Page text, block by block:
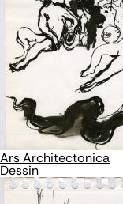
Ars Architectonica
Dessin